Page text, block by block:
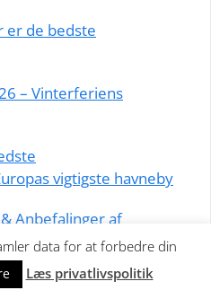
er de bedste
– Vinterferiens
vigtigste havneby
Anbefalinger af
bydele og hoteller
data for at forbedre din
Læs privatlivspolitik